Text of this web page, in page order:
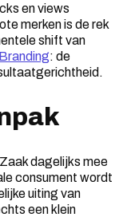
en views
merken is de rek
shift van
: de
dagelijks mee
consument wordt
uiting van
een klein